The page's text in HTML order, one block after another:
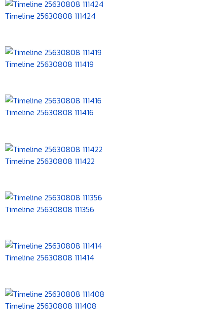
Timeline 25630808 111424
Timeline 25630808 111419
Timeline 25630808 111416
Timeline 25630808 111422
Timeline 25630808 111356
Timeline 25630808 111414
Timeline 25630808 111408